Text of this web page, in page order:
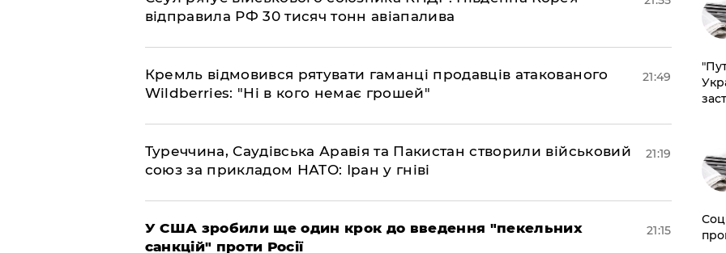
відправила РФ 30 тисяч тонн авіапалива
​Кремль відмовився рятувати гаманці продавців атакованого
Wildberries: "Ні в кого немає грошей"
21:49
​Туреччина, Саудівська Аравія та Пакистан створили військовий
союз за прикладом НАТО: Іран у гніві
21:19
​У США зробили ще один крок до введення "пекельних
санкцій" проти Росії
21:15